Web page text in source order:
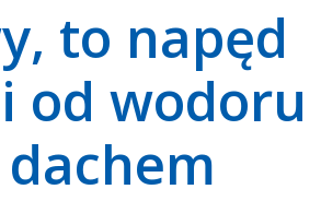
to napęd
od wodoru